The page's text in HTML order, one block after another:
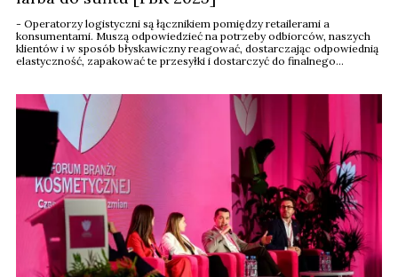
- Operatorzy logistyczni są łącznikiem pomiędzy retailerami a
konsumentami. Muszą odpowiedzieć na potrzeby odbiorców, naszych
klientów i w sposób błyskawiczny reagować, dostarczając odpowiednią
elastyczność, zapakować te przesyłki i dostarczyć do finalnego